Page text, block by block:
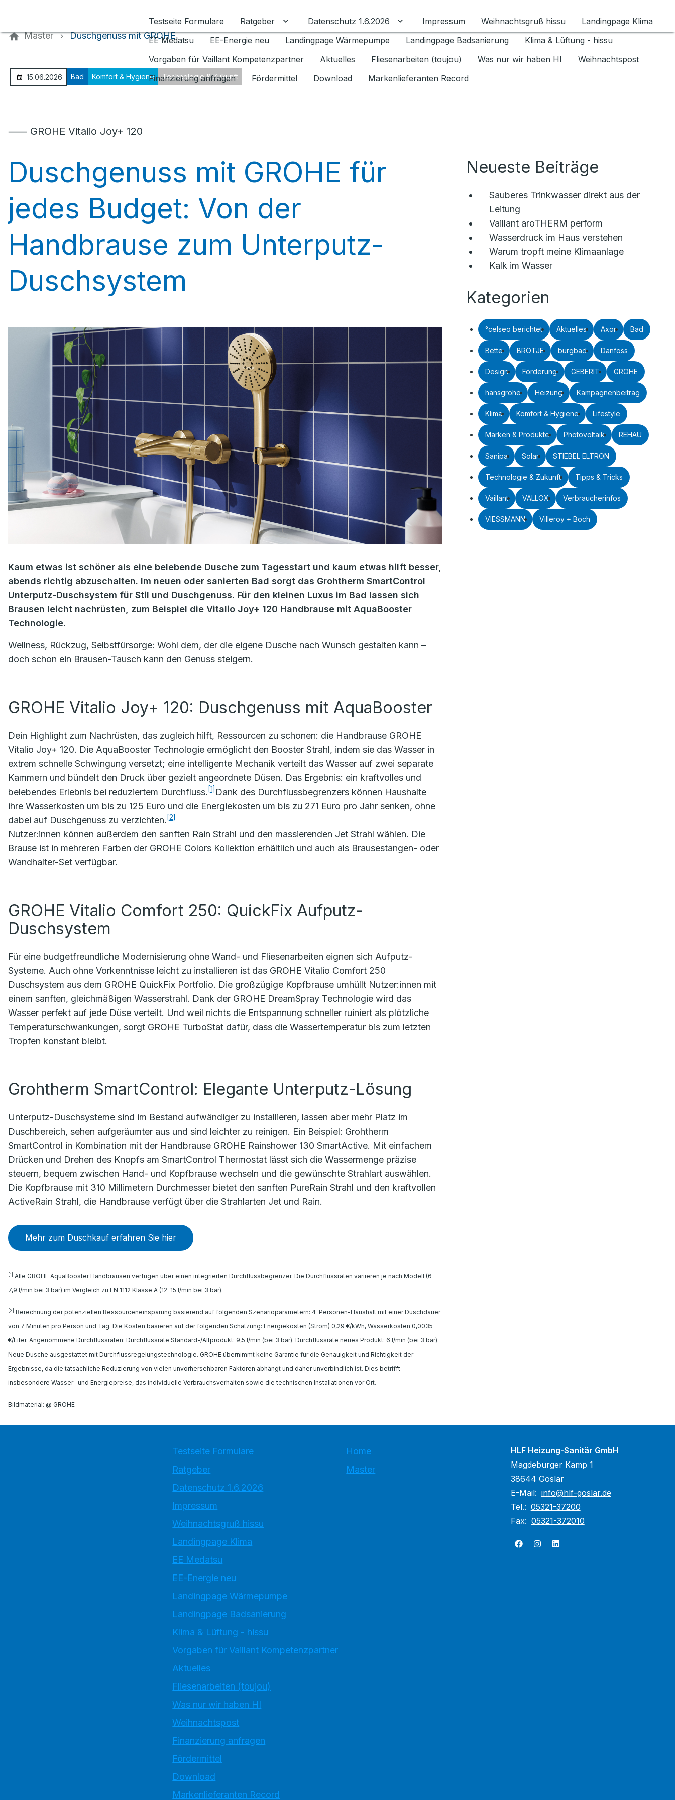
Testseite Formulare
Ratgeber Untermenü für Ratgeber umschalten
Datenschutz 1.6.2026 Untermenü für Datenschutz 1.6.2026 umschalten
Impressum Weihnachtsgruß hissu
Landingpage Klima
EE Medatsu
EE-Energie neu Landingpage Wärmepumpe Landingpage Badsanierung
Klima & Lüftung - hissu
Vorgaben für Vaillant Kompetenzpartner
Aktuelles Fliesenarbeiten (toujou) Was nur wir haben HI
Weihnachtspost
Finanzierung anfragen
Fördermittel Download Markenlieferanten Record
Master Duschgenuss mit GROHE
15.06.2026 Bad Komfort & Hygiene Technologie & Zukunft
⸺ GROHE Vitalio Joy+ 120
Duschgenuss mit GROHE für
jedes Budget: Von der
Handbrause zum Unterputz-
Duschsystem
Kaum etwas ist schöner als eine belebende Dusche zum Tagesstart und kaum etwas hilft besser,
abends richtig abzuschalten. Im neuen oder sanierten Bad sorgt das Grohtherm SmartControl
Unterputz-Duschsystem für Stil und Duschgenuss. Für den kleinen Luxus im Bad lassen sich
Brausen leicht nachrüsten, zum Beispiel die Vitalio Joy+ 120 Handbrause mit AquaBooster
Technologie.
Wellness, Rückzug, Selbstfürsorge: Wohl dem, der die eigene Dusche nach Wunsch gestalten kann –
doch schon ein Brausen-Tausch kann den Genuss steigern.
GROHE Vitalio Joy+ 120: Duschgenuss mit AquaBooster
Dein Highlight zum Nachrüsten, das zugleich hilft, Ressourcen zu schonen: die Handbrause GROHE
Vitalio Joy+ 120. Die AquaBooster Technologie ermöglicht den Booster Strahl, indem sie das Wasser in
extrem schnelle Schwingung versetzt; eine intelligente Mechanik verteilt das Wasser auf zwei separate
Kammern und bündelt den Druck über gezielt angeordnete Düsen. Das Ergebnis: ein kraftvolles und
belebendes Erlebnis bei reduziertem Durchfluss. [1] Dank des Durchflussbegrenzers können Haushalte
ihre Wasserkosten um bis zu 125 Euro und die Energiekosten um bis zu 271 Euro pro Jahr senken, ohne
dabei auf Duschgenuss zu verzichten. [2]
Nutzer:innen können außerdem den sanften Rain Strahl und den massierenden Jet Strahl wählen. Die
Brause ist in mehreren Farben der GROHE Colors Kollektion erhältlich und auch als Brausestangen- oder
Wandhalter-Set verfügbar.
GROHE Vitalio Comfort 250: QuickFix Aufputz-
Duschsystem
Für eine budgetfreundliche Modernisierung ohne Wand- und Fliesenarbeiten eignen sich Aufputz-
Systeme. Auch ohne Vorkenntnisse leicht zu installieren ist das GROHE Vitalio Comfort 250
Duschsystem aus dem GROHE QuickFix Portfolio. Die großzügige Kopfbrause umhüllt Nutzer:innen mit
einem sanften, gleichmäßigen Wasserstrahl. Dank der GROHE DreamSpray Technologie wird das
Wasser perfekt auf jede Düse verteilt. Und weil nichts die Entspannung schneller ruiniert als plötzliche
Temperaturschwankungen, sorgt GROHE TurboStat dafür, dass die Wassertemperatur bis zum letzten
Tropfen konstant bleibt.
Grohtherm SmartControl: Elegante Unterputz-Lösung
Unterputz-Duschsysteme sind im Bestand aufwändiger zu installieren, lassen aber mehr Platz im
Duschbereich, sehen aufgeräumter aus und sind leichter zu reinigen. Ein Beispiel: Grohtherm
SmartControl in Kombination mit der Handbrause GROHE Rainshower 130 SmartActive. Mit einfachem
Drücken und Drehen des Knopfs am SmartControl Thermostat lässt sich die Wassermenge präzise
steuern, bequem zwischen Hand- und Kopfbrause wechseln und die gewünschte Strahlart auswählen.
Die Kopfbrause mit 310 Millimetern Durchmesser bietet den sanften PureRain Strahl und den kraftvollen
ActiveRain Strahl, die Handbrause verfügt über die Strahlarten Jet und Rain.
Mehr zum Duschkauf erfahren Sie hier
[1] Alle GROHE AquaBooster Handbrausen verfügen über einen integrierten Durchflussbegrenzer. Die Durchflussraten variieren je nach Modell (6–
7,9 l/min bei 3 bar) im Vergleich zu EN 1112 Klasse A (12–15 l/min bei 3 bar).
[2] Berechnung der potenziellen Ressourceneinsparung basierend auf folgenden Szenarioparametern: 4-Personen-Haushalt mit einer Duschdauer
von 7 Minuten pro Person und Tag. Die Kosten basieren auf der folgenden Schätzung: Energiekosten (Strom) 0,29 €/kWh, Wasserkosten 0,0035
€/Liter. Angenommene Durchflussraten: Durchflussrate Standard-/Altprodukt: 9,5 l/min (bei 3 bar). Durchflussrate neues Produkt: 6 l/min (bei 3 bar).
Neue Dusche ausgestattet mit Durchflussregelungstechnologie. GROHE übernimmt keine Garantie für die Genauigkeit und Richtigkeit der
Ergebnisse, da die tatsächliche Reduzierung von vielen unvorhersehbaren Faktoren abhängt und daher unverbindlich ist. Dies betrifft
insbesondere Wasser- und Energiepreise, das individuelle Verbrauchsverhalten sowie die technischen Installationen vor Ort.
Bildmaterial: @ GROHE
Neueste Beiträge
Sauberes Trinkwasser direkt aus der
Leitung
Vaillant aroTHERM perform
Wasserdruck im Haus verstehen
Warum tropft meine Klimaanlage
Kalk im Wasser
Kategorien
°celseo berichtet Aktuelles Axor Bad
Bette BRÖTJE burgbad Danfoss
Design Förderung GEBERIT GROHE
hansgrohe Heizung Kampagnenbeitrag
Klima Komfort & Hygiene Lifestyle
Marken & Produkte Photovoltaik REHAU
Sanipa Solar STIEBEL ELTRON
Technologie & Zukunft Tipps & Tricks
Vaillant VALLOX Verbraucherinfos
VIESSMANN Villeroy + Boch
Testseite Formulare
Ratgeber
Datenschutz 1.6.2026
Impressum
Weihnachtsgruß hissu
Landingpage Klima
EE Medatsu
EE-Energie neu
Landingpage Wärmepumpe
Landingpage Badsanierung
Klima & Lüftung - hissu
Vorgaben für Vaillant Kompetenzpartner
Aktuelles
Fliesenarbeiten (toujou)
Was nur wir haben HI
Weihnachtspost
Finanzierung anfragen
Fördermittel
Download
Markenlieferanten Record
Home
Master
HLF Heizung-Sanitär GmbH
Magdeburger Kamp 1
38644 Goslar
E-Mail: info@hlf-goslar.de
Tel.: 05321-37200
Fax: 05321-372010